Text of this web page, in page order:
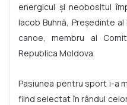
energicul și neobositul
Iacob Buhnă, Președinte
canoe, membru al
Republica Moldova.
Pasiunea pentru sport i-a
fiind selectat în rândul